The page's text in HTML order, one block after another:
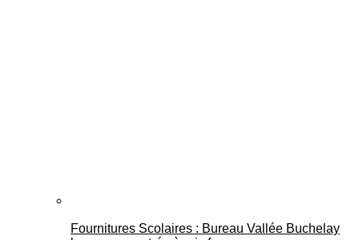
Fournitures Scolaires : Bureau Vallée Buchelay